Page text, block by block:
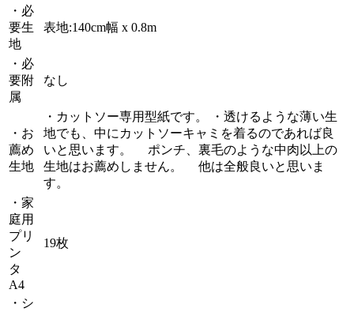
・必
要生
地
表地:140cm幅 x 0.8m
・必
要附
属
なし
・お
薦め
生地
・カットソー専用型紙です。 ・透けるような薄い生
地でも、中にカットソーキャミを着るのであれば良
いと思います。 ポンチ、裏毛のような中肉以上の
生地はお薦めしません。 他は全般良いと思いま
す。
・家
庭用
プリ
ン
タ
A4
19枚
・シ